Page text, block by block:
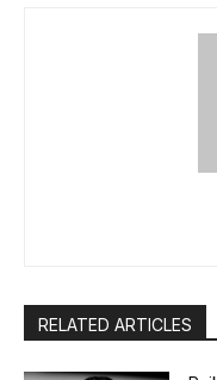
RELATED ARTICLES